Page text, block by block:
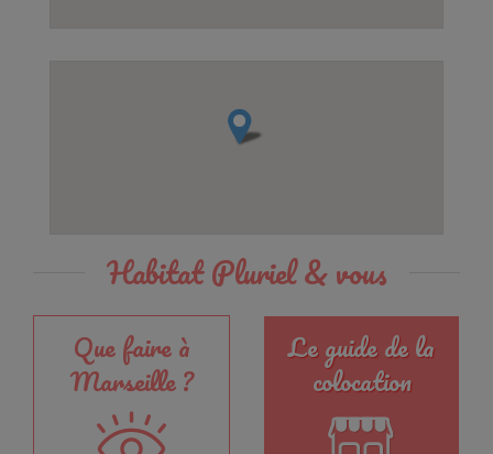
Habitat Pluriel & vous
Que faire à
Marseille ?
Le guide de la
colocation